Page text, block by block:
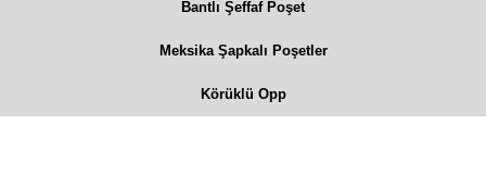
Bantlı Şeffaf Poşet
Meksika Şapkalı Poşetler
Körüklü Opp